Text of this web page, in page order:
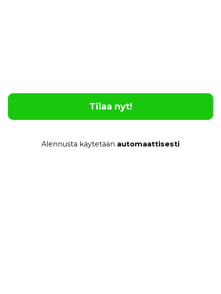
Tilaa nyt!
Alennusta käytetään automaattisesti